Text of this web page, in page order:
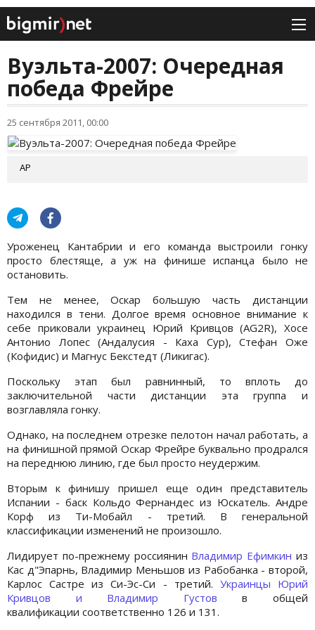
Вуэльта-2007: Очередная
победа Фрейре
25 сентября 2011, 00:00
АР
Уроженец Кантабрии и его команда выстроили гонку
просто блестяще, а уж на финише испанца было не
остановить.
Тем не менее, Оскар большую часть дистанции
находился в тени. Долгое время основное внимание к
себе приковали украинец Юрий Кривцов (AG2R), Хосе
Антонио Лопес (Андалусия - Каха Сур), Стефан Оже
(Кофидиc) и Магнус Бекстедт (Ликигас).
Поскольку этап был равнинный, то вплоть до
заключительной части дистанции эта группа и
возглавляла гонку.
Однако, на последнем отрезке пелотон начал работать, а
на финишной прямой Оскар Фрейре буквально продрался
на переднюю линию, где был просто неудержим.
Вторым к финишу пришел еще один представитель
Испании - баск Кольдо Фернандес из Юскатель. Андре
Корф из Ти-Мобайл - третий. В генеральной
классификации изменений не произошло.
Лидирует по-прежнему россиянин Владимир Ефимкин из
Кас д"Эпарнь, Владимир Меньшов из Рабобанка - второй,
Карлос Састре из Си-Эс-Си - третий. Украинцы Юрий
Кривцов и Владимир Густовв общей
квалификации соответственно 126 и 131.